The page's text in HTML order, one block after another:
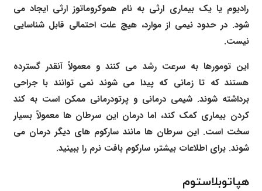
رادیوم یا یک بیماری ارثی به نام هموکروماتوز ارثی ایجاد می
شود. در حدود نیمی از موارد، هیچ علت احتمالی قابل شناسایی
نیست.
این تومورها به سرعت رشد می کنند و معمولاً آنقدر گسترده
هستند که تا زمانی که پیدا می شوند نمی توانند با جراحی
برداشته شوند. شیمی درمانی و پرتودرمانی ممکن است به کند
کردن بیماری کمک کند، اما درمان این سرطان ها معمولاً بسیار
سخت است. این سرطان ها مانند سارکوم های دیگر درمان می
شوند. برای اطلاعات بیشتر، سارکوم بافت نرم را ببینید.
هپاتوبلاستوم